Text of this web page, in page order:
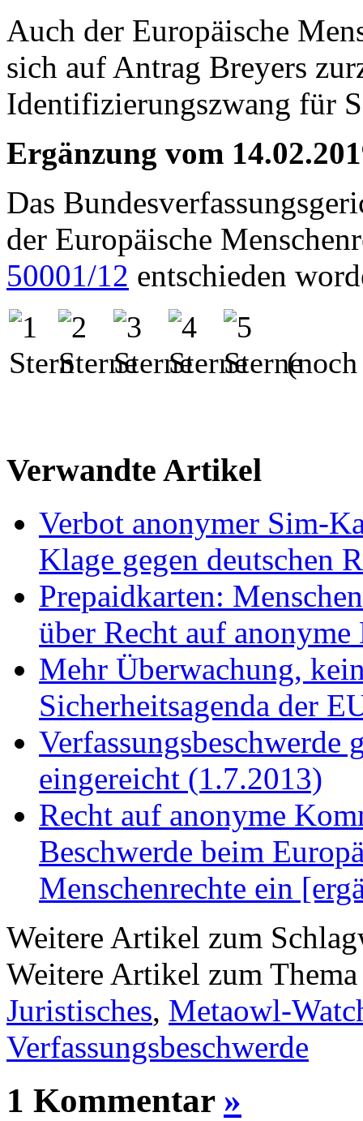
Auch der Europäische
sich auf Antrag Breyers
Identifizierungszwang für
Ergänzung vom
Das
der Europäische
50001/12 entschieden
(noch
Verwandte Artikel
Verbot anonymer Sim-
Klage gegen deutschen
Prepaidkarten:
über Recht auf
Mehr Überwachung,
Sicherheitsagenda der
Verfassungsbeschwerde
eingereicht (1.7.2013)
Recht auf anonyme
Beschwerde beim
Menschenrechte ein
Weitere Artikel zum
Weitere Artikel zum
Juristisches, Metaowl-
Verfassungsbeschwerde
1 Kommentar »